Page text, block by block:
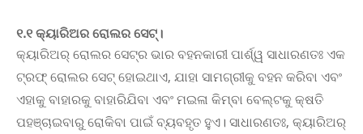
୧.୧ କ୍ୟାରିଅର ରୋଲର ସେଟ୍।
କ୍ୟାରିଅର୍ ରୋଲର ସେଟ୍‌ର ଭାର ବହନକାରୀ ପାର୍ଶ୍ୱ ସାଧାରଣତଃ ଏକ
ଟ୍ରଫ୍ ରୋଲର ସେଟ୍ ହୋଇଥାଏ, ଯାହା ସାମଗ୍ରୀକୁ ବହନ କରିବା ଏବଂ
ଏହାକୁ ବାହାରକୁ ବାହାରିଯିବା ଏବଂ ମଇଳା କିମ୍ବା ବେଲ୍ଟକୁ କ୍ଷତି
ପହଞ୍ଚାଇବାରୁ ରୋକିବା ପାଇଁ ବ୍ୟବହୃତ ହୁଏ। ସାଧାରଣତଃ, କ୍ୟାରିଅର୍